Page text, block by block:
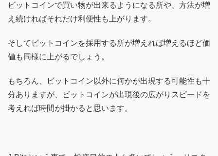
ビットコインで買い物が出来るようになる所や、方法が増
え続ければそれだけ利便性も上がります。
そしてビットコインを採用する所が増えれば増えるほど価
値も同様に上がるでしょう。
もちろん、ビットコイン以外に何かが出現する可能性も十
分ありますが、ビットコインが出現後の広がりスピードを
考えれば時間が掛かると思います。